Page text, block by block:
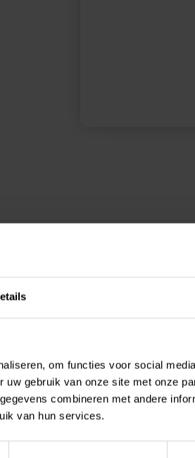
om functies voor social
gebruik van onze site met onze
combineren met andere
van hun services.
met je op! We staan klaar om je te
CijferMeester